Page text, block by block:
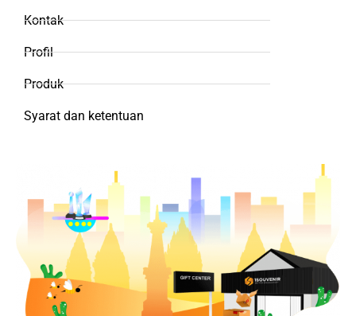
Kontak
Profil
Produk
Syarat dan ketentuan